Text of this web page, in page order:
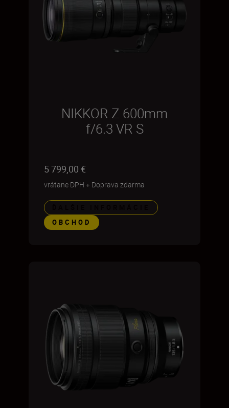
NIKKOR Z 600mm
f/6.3 VR S
5 799,00 €
vrátane DPH + Doprava zdarma
OBCHOD